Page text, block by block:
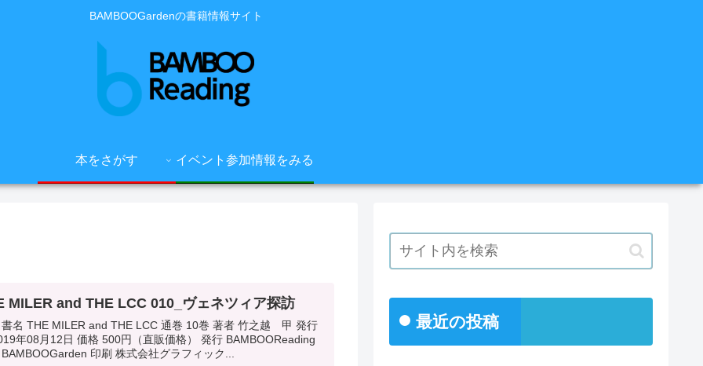
BAMBOOGardenの書籍情報サイト
本をさがす イベント参加情報をみる
MILER and THE LCC 010_ヴェネツィア探訪
書名 THE MILER and THE LCC 通巻 10巻 著者 竹之越 甲 発行
年08月12日 価格 500円（直販価格） 発行 BAMBOOReading
印刷 株式会社グラフィック...
最近の投稿